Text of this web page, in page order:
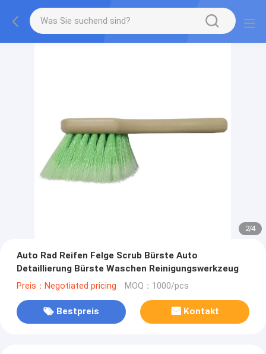
2/4
Auto Rad Reifen Felge Scrub Bürste Auto
Detaillierung Bürste Waschen Reinigungswerkzeug
Preis：Negotiated pricing MOQ：1000/pcs
Bestpreis Kontakt